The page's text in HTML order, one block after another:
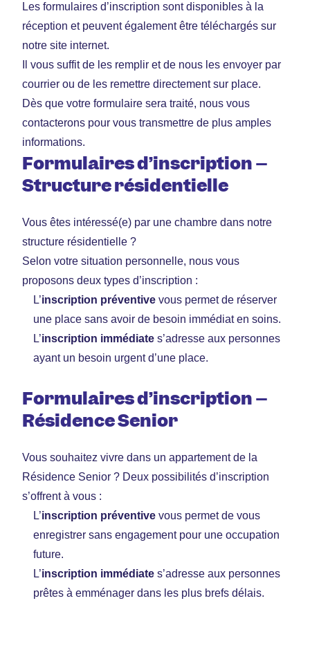
Les formulaires d’inscription sont disponibles à la
réception et peuventégalement être téléchargés sur
notre site internet.
Il vous suffit de les remplir et de nous les envoyer par
courrier ou de les remettre directement sur place.
Dès que votre formulaire sera traité, nous vous
contacterons pour vous transmettre de plus amples
informations.
Formulaires d’inscription –
Structure résidentielle
Vous êtes intéressé(e) par une chambre dans notre
structure résidentielle ?
Selon votre situation personnelle, nous vous
proposons deux types d’inscription :
L’inscription préventive vous permet de réserver
une place sans avoir de besoin immédiat en soins.
L’inscription immédiate s’adresse aux personnes
ayant un besoin urgent d’une place.
Formulaires d’inscription –
Résidence Senior
Vous souhaitez vivre dans un appartement de la
Résidence Senior ? Deux possibilités d’inscription
s’offrent à vous :
L’inscription préventive vous permet de vous
enregistrer sans engagement pour une occupation
future.
L’inscription immédiate s’adresse aux personnes
prêtes à emménager dans les plus brefs délais.